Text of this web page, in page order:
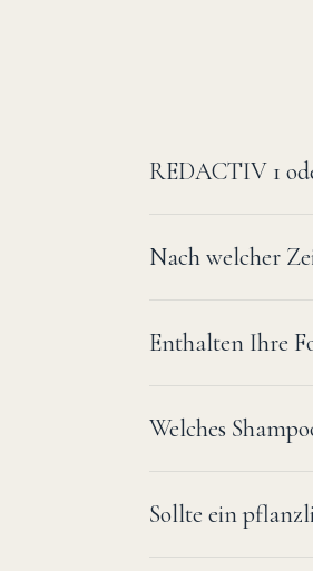
REDACTIV 1
Nach welcher
Enthalten Ihre
Welches
Sollte ein